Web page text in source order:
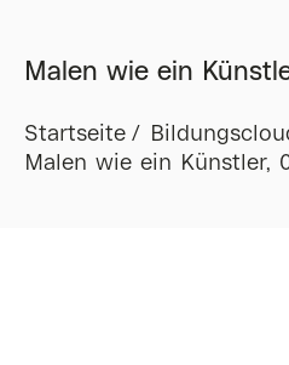
Malen wie ein
Startseite
Malen wie ein Künstler,